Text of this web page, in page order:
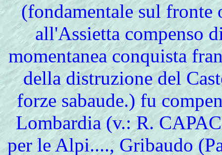
(fondamentale sul
all'Assietta compenso
momentanea conquista
della distruzione del
forze sabaude.) fu
Lombardia (v.: R.
per le Alpi...., Gribaudo